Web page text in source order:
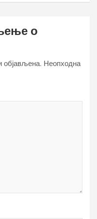
о
објављена. Неопходна